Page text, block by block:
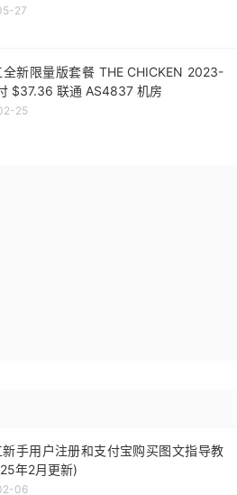
27
新限量版套餐 THE CHICKEN 2023-
$37.36 联通 AS4837 机房
25
手用户注册和支付宝购买图文指导教
年2月更新)
06